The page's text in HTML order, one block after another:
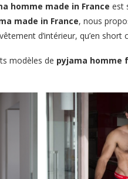
homme made in France est
made in France, nous
d’intérieur, qu’en
modèles de pyjama homme